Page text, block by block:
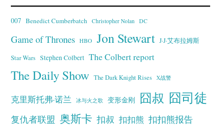
007 Benedict Cumberbatch Christopher Nolan DC
Game of Thrones HBO Jon Stewart J·J·艾布拉姆斯
Star Wars Stephen Colbert The Colbert report
The Daily Show The Dark Knight Rises X战警
克里斯托弗·诺兰 冰与火之歌 变形金刚 囧叔 囧司徒
复仇者联盟 奥斯卡 扣叔 扣扣熊 扣扣熊报告